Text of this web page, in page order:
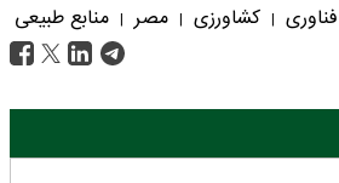
فناوری | کشاورزی | مصر | منابع طبیعی